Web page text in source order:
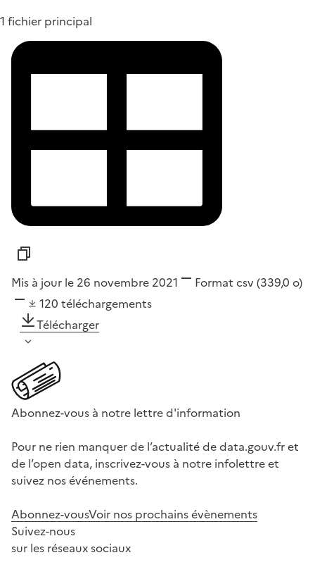
1 fichier principal
Mis à jour le 26 novembre 2021 Format csv(339,0 o)
120 téléchargements
Télécharger
Abonnez-vous à notre lettre d'information
Pour ne rien manquer de l’actualité de data.gouv.fr et
de l’open data, inscrivez-vous à notre infolettre et
suivez nos événements.
Abonnez-vousVoir nos prochains évènements
Suivez-nous
sur les réseaux sociaux